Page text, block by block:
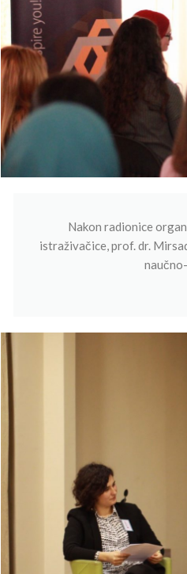
Nakon radionice
istraživačice, prof. dr.